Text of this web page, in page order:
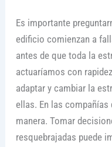
Es importante
edificio comienzan a
antes de que toda la
actuaríamos con
adaptar y cambiar la
ellas. En las compañías
manera. Tomar
resquebrajadas puede